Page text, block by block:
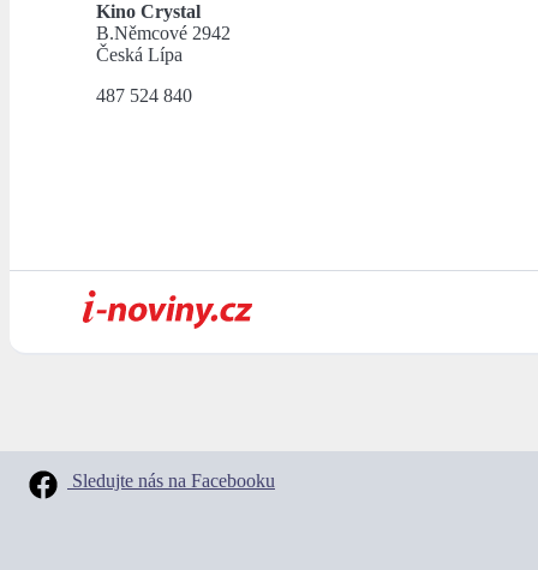
Kino Crystal
B.Němcové 2942
Česká Lípa
487 524 840
Sledujte nás na Facebooku